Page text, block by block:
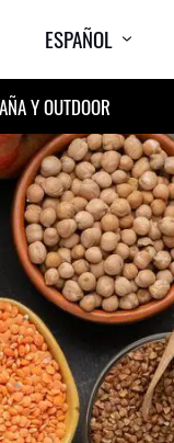
ESPAÑOL
Y OUTDOOR